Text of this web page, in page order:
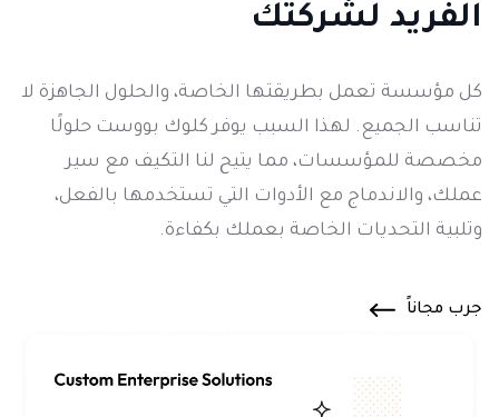
الفريد لشركتك
كل مؤسسة تعمل بطريقتها الخاصة، والحلول الجاهزة لا
تناسب الجميع. لهذا السبب يوفر كلوك بووست حلولًا
مخصصة للمؤسسات، مما يتيح لنا التكيف مع سير
عملك، والاندماج مع الأدوات التي تستخدمها بالفعل،
وتلبية التحديات الخاصة بعملك بكفاءة.
جرب مجاناً